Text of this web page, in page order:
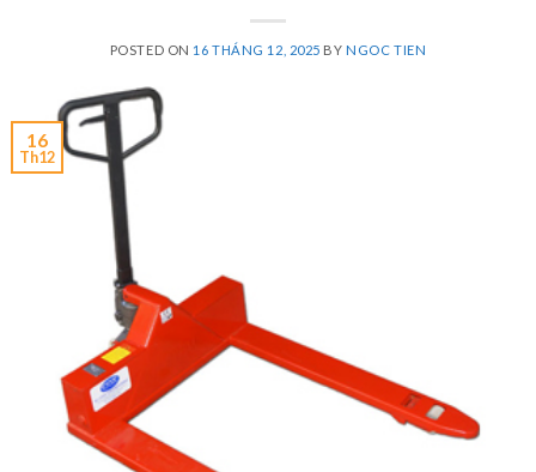
POSTED ON 16 THÁNG 12, 2025 BYNGOC TIEN
16
Th12